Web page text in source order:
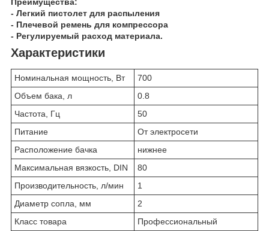
Преимущества:
- Легкий пистолет для распыления
- Плечевой ремень для компрессора
- Регулируемый расход материала.
Характеристики
Номинальная мощность, Вт
700
Объем бака, л
0.8
Частота, Гц
50
Питание
От электросети
Расположение бачка
нижнее
Максимальная вязкость, DIN
80
Производительность, л/мин
1
Диаметр сопла, мм
2
Класс товара
Профессиональный